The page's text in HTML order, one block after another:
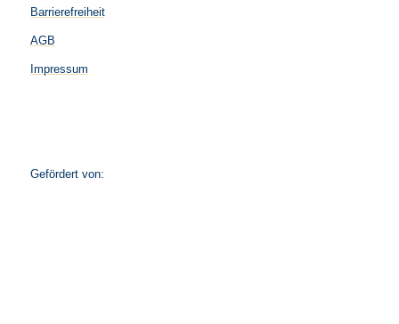
Barrierefreiheit
AGB
Impressum
Gefördert von: